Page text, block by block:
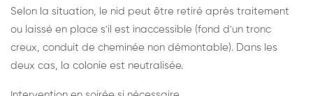
Selon la situation, le nid peut être retiré après traitement
ou laissé en place s'il est inaccessible (fond d'un tronc
creux, conduit de cheminée non démontable). Dans les
deux cas, la colonie est neutralisée.